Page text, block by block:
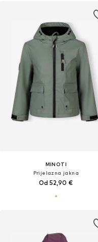
MINOTI
Prijelazna jakna
Od 52,90 €